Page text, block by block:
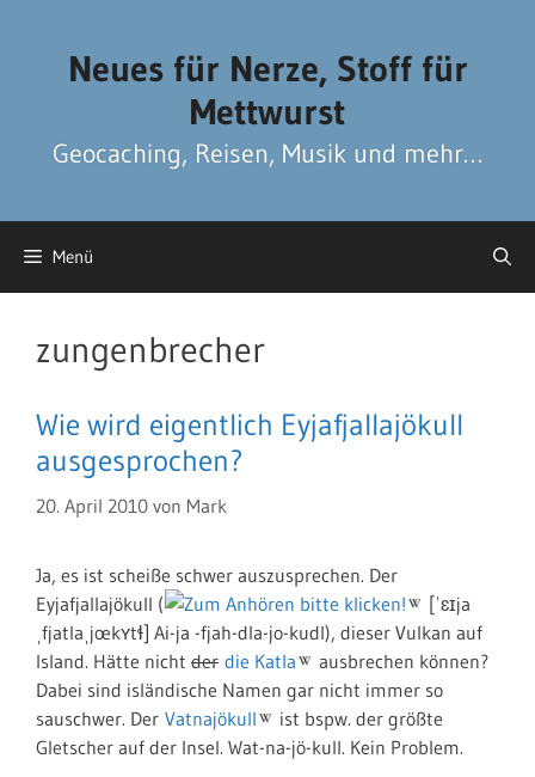
Neues für Nerze, Stoff für
Mettwurst
Geocaching, Reisen, Musik und mehr…
Menü
zungenbrecher
Wie wird eigentlich Eyjafjallajökull
ausgesprochen?
20. April 2010 von Mark
Ja, es ist scheiße schwer auszusprechen. Der
Eyjafjallajökull (
[ˈɛɪja
ˌfjatlaˌjœkʏtɬ] Ai-ja -fjah-dla-jo-kudl), dieser Vulkan auf
Island. Hätte nicht der die Katla
ausbrechen können?
Dabei sind isländische Namen gar nicht immer so
sauschwer. Der Vatnajökull
ist bspw. der größte
Gletscher auf der Insel. Wat-na-jö-kull. Kein Problem.